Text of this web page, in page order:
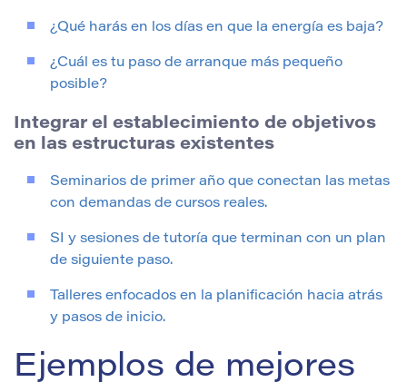
¿Qué harás en los días en que la energía es baja?
¿Cuál es tu paso de arranque más pequeño
posible?
Integrar el establecimiento de objetivos
en las estructuras existentes
Seminarios de primer año que conectan las metas
con demandas de cursos reales.
SI y sesiones de tutoría que terminan con un plan
de siguiente paso.
Talleres enfocados en la planificación hacia atrás
y pasos de inicio.
Ejemplos de mejores